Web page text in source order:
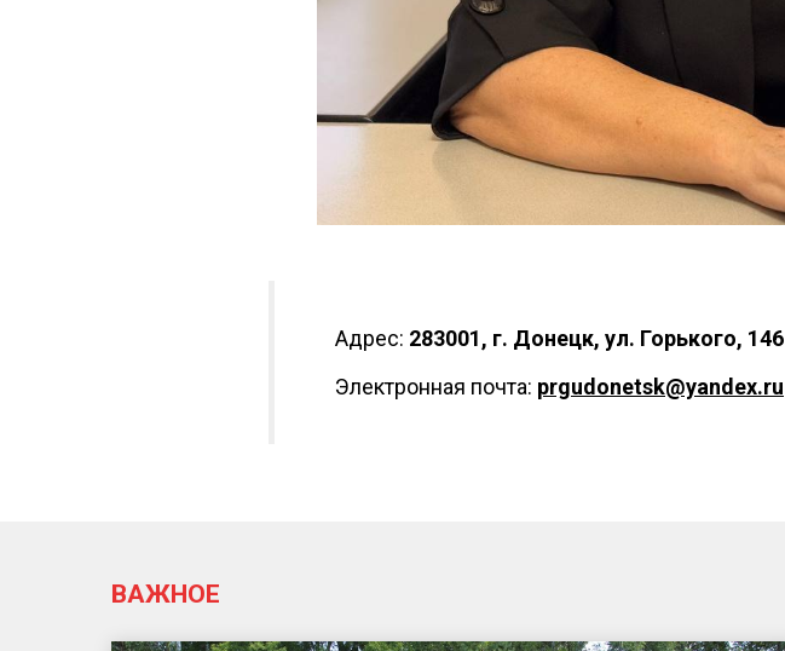
Адрес: 283001, г. Донецк, ул. Горького, 146
Электронная почта: prgudonetsk@yandex.ru
ВАЖНОЕ